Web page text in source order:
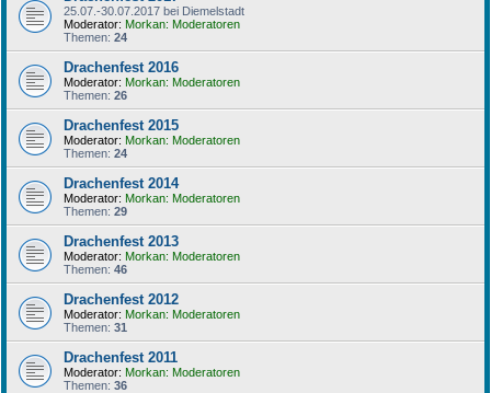
25.07.-30.07.2017 bei Diemelstadt
Moderator: Morkan: Moderatoren
Themen: 24
Drachenfest 2016
Moderator: Morkan: Moderatoren
Themen: 26
Drachenfest 2015
Moderator: Morkan: Moderatoren
Themen: 24
Drachenfest 2014
Moderator: Morkan: Moderatoren
Themen: 29
Drachenfest 2013
Moderator: Morkan: Moderatoren
Themen: 46
Drachenfest 2012
Moderator: Morkan: Moderatoren
Themen: 31
Drachenfest 2011
Moderator: Morkan: Moderatoren
Themen: 36